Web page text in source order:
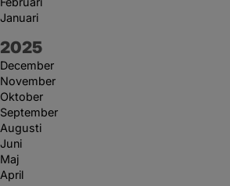
Januari
År:
2025
December
November
Oktober
September
Augusti
Juni
Maj
April